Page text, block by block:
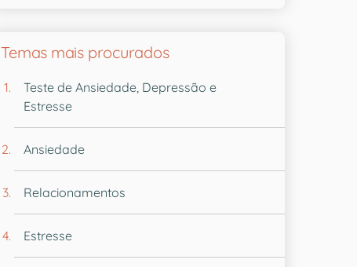
Temas mais procurados
Teste de Ansiedade, Depressão e
Estresse
Ansiedade
Relacionamentos
Estresse